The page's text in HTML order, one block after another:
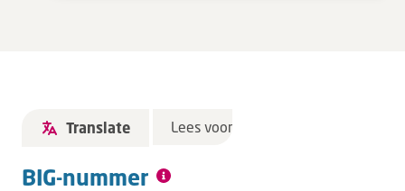
Translate Lees voor
BIG-nummer